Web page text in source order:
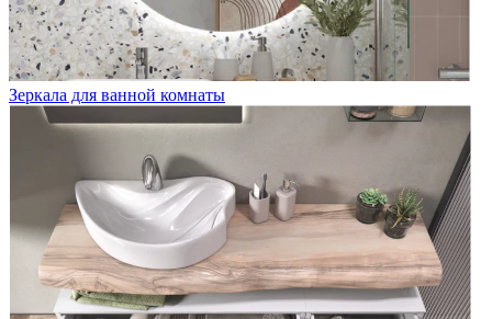
Зеркала для ванной комнаты